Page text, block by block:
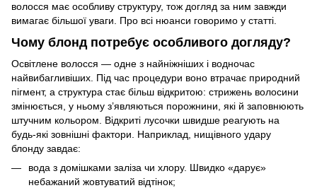
волосся має особливу структуру, тож догляд за ним завжди
вимагає більшої уваги. Про всі нюанси говоримо у статті.
Чому блонд потребує особливого догляду?
Освітлене волосся — одне з найніжніших і водночас
найвибагливіших. Під час процедури воно втрачає природний
пігмент, а структура стає більш відкритою: стрижень волосини
змінюється, у ньому з’являються порожнини, які й заповнюють
штучним кольором. Відкриті лусочки швидше реагують на
будь-які зовнішні фактори. Наприклад, нищівного удару
блонду завдає:
вода з домішками заліза чи хлору. Швидко «дарує»
небажаний жовтуватий відтінок;